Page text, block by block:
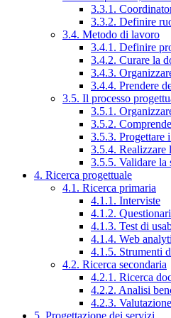
3.3.1.
3.3.2. Definire
3.4. Metodo di lavoro
3.4.1. Definire
3.4.2. Curare la
3.4.3.
3.4.4. Prendere
3.5. Il processo
3.5.1.
3.5.2.
3.5.3. Progettare
3.5.4. Realizzare
3.5.5. Validare la
4. Ricerca progettuale
4.1. Ricerca primaria
4.1.1. Interviste
4.1.2. Questionari
4.1.3. Test di
4.1.4. Web
4.1.5. Strumenti
4.2. Ricerca secondaria
4.2.1. Ricerca
4.2.2. Analisi
4.2.3.
5. Progettazione dei servizi